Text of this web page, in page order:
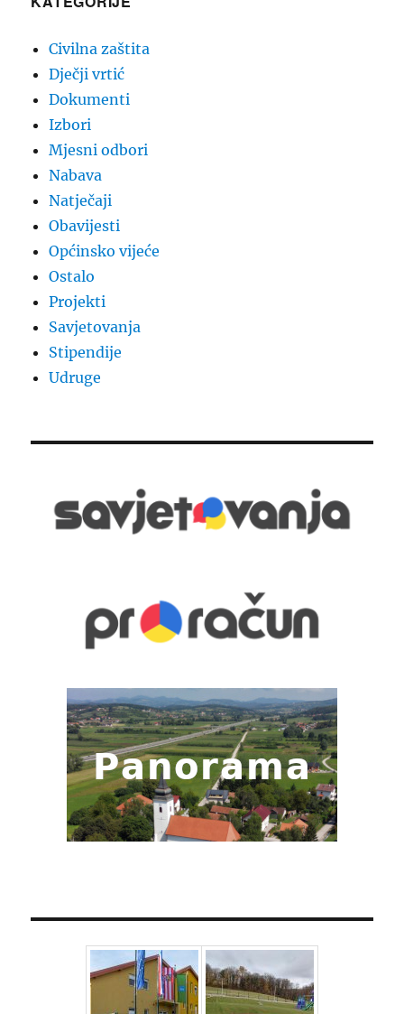
Civilna zaštita
Dječji vrtić
Dokumenti
Izbori
Mjesni odbori
Nabava
Natječaji
Obavijesti
Općinsko vijeće
Ostalo
Projekti
Savjetovanja
Stipendije
Udruge